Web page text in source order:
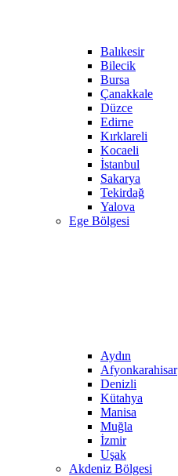
Balıkesir
Bilecik
Bursa
Çanakkale
Düzce
Edirne
Kırklareli
Kocaeli
İstanbul
Sakarya
Tekirdağ
Yalova
Ege Bölgesi
Aydın
Afyonkarahisar
Denizli
Kütahya
Manisa
Muğla
İzmir
Uşak
Akdeniz Bölgesi